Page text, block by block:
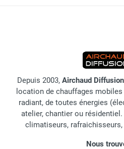
Depuis 2003, Airchaud Diffusion
location de chauffages
radiant, de toutes énergies
atelier, chantier ou
climatiseurs,
Nous